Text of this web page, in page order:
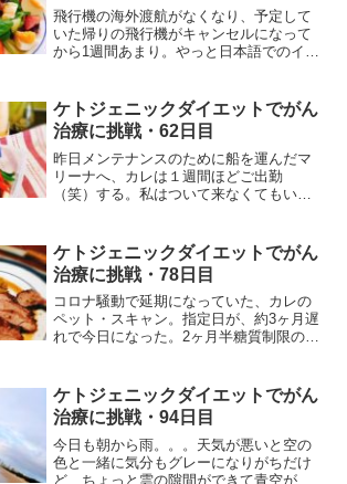
飛行機の海外渡航がなくなり、予定して
いた帰りの飛行機がキャンセルになって
から1週間あまり。やっと日本語でのイン
ック状態だと思うので、払い戻しのバウ
チャーが届くのはいつに...
ケトジェニックダイエットでがん
治療に挑戦・62日目
昨日メンテナンスのために船を運んだマ
リーナへ、カレは１週間ほどご出勤
（笑）する。私はついて来なくてもいい
があるっていう感じなので、おかずしか
入っていないお弁当がなんだか...
ケトジェニックダイエットでがん
治療に挑戦・78日目
コロナ騒動で延期になっていた、カレの
ペット・スキャン。指定日が、約3ヶ月遅
れで今日になった。2ヶ月半糖質制限の食
し、きっといい結果が待ってるね！ケト
ジェニックダイエッ...
ケトジェニックダイエットでがん
治療に挑戦・94日目
今日も朝から雨。。。天気が悪いと空の
色と一緒に気分もグレーになりがちだけ
ど、ちょっと雲の隙間ができて青空が覗